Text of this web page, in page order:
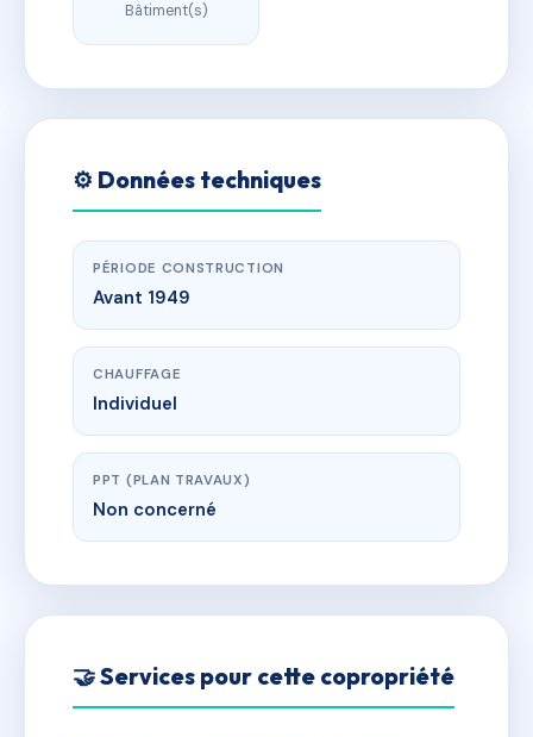
Bâtiment(s)
⚙️ Données techniques
PÉRIODE CONSTRUCTION
Avant 1949
CHAUFFAGE
Individuel
PPT (PLAN TRAVAUX)
Non concerné
🤝 Services pour cette copropriété